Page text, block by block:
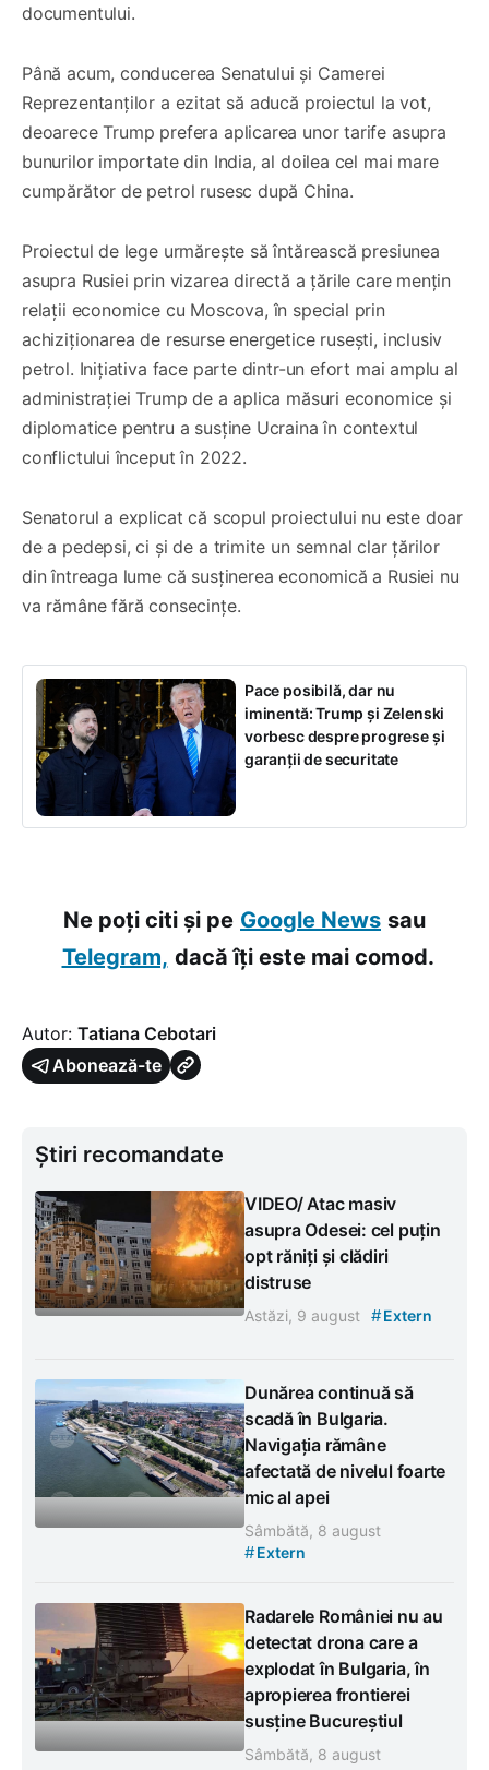
documentului.
Până acum, conducerea Senatului și Camerei
Reprezentanților a ezitat să aducă proiectul la vot,
deoarece Trump prefera aplicarea unor tarife asupra
bunurilor importate din India, al doilea cel mai mare
cumpărător de petrol rusesc după China.
Proiectul de lege urmărește să întărească presiunea
asupra Rusiei prin vizarea directă a țările care mențin
relații economice cu Moscova, în special prin
achiziționarea de resurse energetice rusești, inclusiv
petrol. Inițiativa face parte dintr-un efort mai amplu al
administrației Trump de a aplica măsuri economice și
diplomatice pentru a susține Ucraina în contextul
conflictului început în 2022.
Senatorul a explicat că scopul proiectului nu este doar
de a pedepsi, ci și de a trimite un semnal clar țărilor
din întreaga lume că susținerea economică a Rusiei nu
va rămâne fără consecințe.
Pace posibilă, dar nu
iminentă: Trump și Zelenski
vorbesc despre progrese și
garanții de securitate
Ne poți citi și pe Google News sau
Telegram, dacă îți este mai comod.
Autor: Tatiana Cebotari
Abonează-te
Știri recomandate
VIDEO/ Atac masiv
asupra Odesei: cel puțin
opt răniți și clădiri
distruse
Astăzi, 9 august #Extern
Dunărea continuă să
scadă în Bulgaria.
Navigația rămâne
afectată de nivelul foarte
mic al apei
Sâmbătă, 8 august
#Extern
Radarele României nu au
detectat drona care a
explodat în Bulgaria, în
apropierea frontierei
susține Bucureștiul
Sâmbătă, 8 august